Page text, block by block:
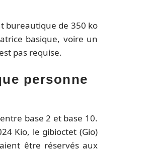
bureautique de 350 ko
basique, voire un
pas requise.
personne
base 2 et base 10.
Kio, le gibioctet (Gio)
être réservés aux